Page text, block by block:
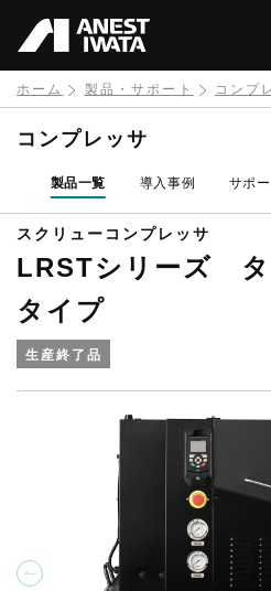
イ
ン
ン
ツ
動
ホーム 製品・サポート コンプ
スクリューコンプレッサ
LRSTシリーズ タ
タイプ
生産終了品
コンプレッサ
製品一覧 導入事例 サポー